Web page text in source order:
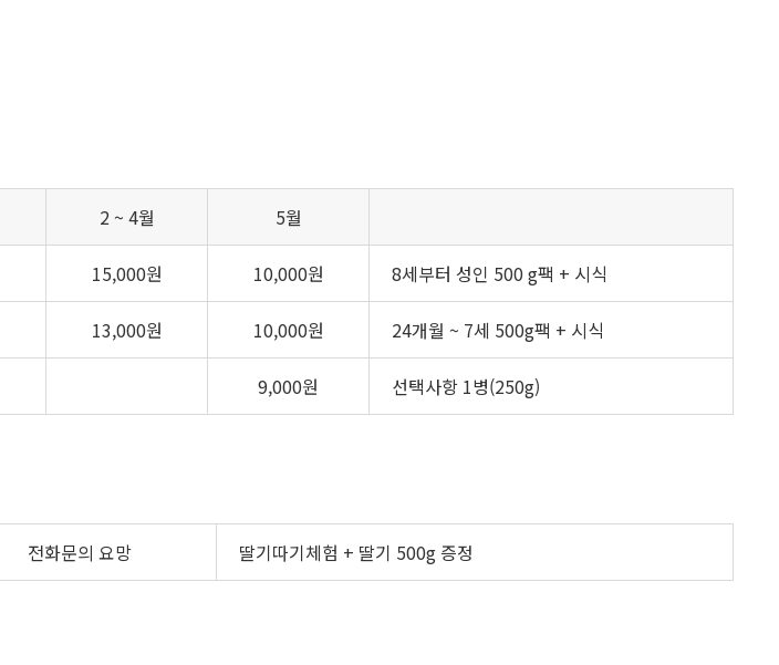
2 ~ 4월 5월
15,000원 10,000원 8세부터 성인 500 g팩 + 시식
13,000원 10,000원 24개월 ~ 7세 500g팩 + 시식
9,000원 선택사항 1병(250g)
전화문의 요망 딸기따기체험 + 딸기 500g 증정